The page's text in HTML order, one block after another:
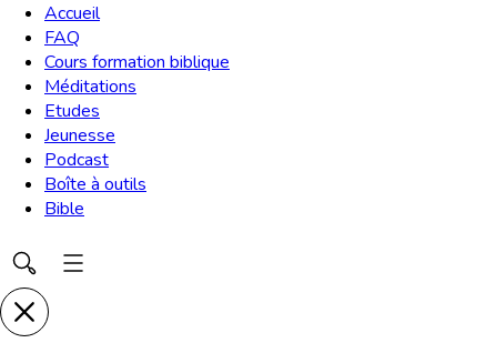
Accueil
FAQ
Cours formation biblique
Méditations
Etudes
Jeunesse
Podcast
Boîte à outils
Bible